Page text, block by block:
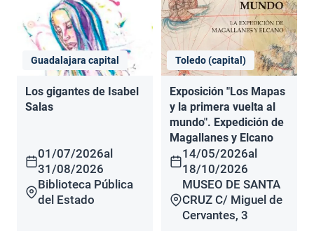
Guadalajara capital
Los gigantes de Isabel
Salas
01/07/2026al
31/08/2026
Biblioteca Pública
del Estado
Toledo (capital)
Exposición "Los Mapas
y la primera vuelta al
mundo". Expedición de
Magallanes y Elcano
14/05/2026al
18/10/2026
MUSEO DE SANTA
CRUZ C/ Miguel de
Cervantes, 3